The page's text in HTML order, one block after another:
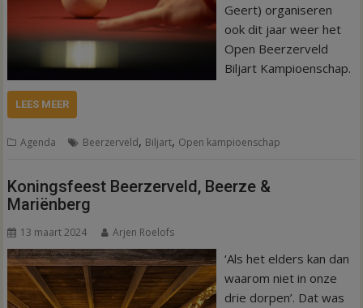
Geert) organiseren
ook dit jaar weer het
Open Beerzerveld
Biljart Kampioenschap.
LEES MEER
Agenda Beerzerveld, Biljart, Open kampioenschap
Koningsfeest Beerzerveld, Beerze &
Mariënberg
13 maart 2024 Arjen Roelofs
‘Als het elders kan dan
waarom niet in onze
drie dorpen’. Dat was